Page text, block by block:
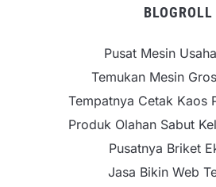
BLOGROLL
Pusat Mesin
Temukan Mesin
Tempatnya Cetak Kaos
Produk Olahan Sabut
Pusatnya Briket
Jasa Bikin Web